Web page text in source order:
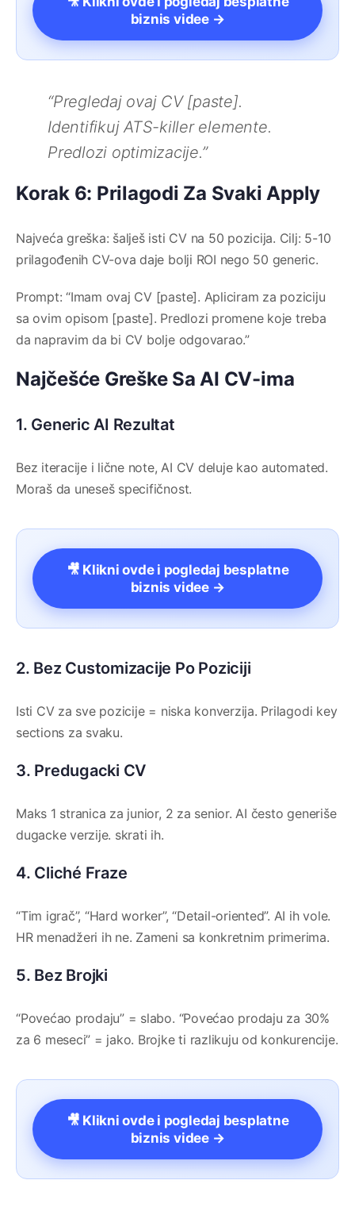
biznis videe →
“Pregledaj ovaj CV [paste].
Identifikuj ATS-killer elemente.
Predlozi optimizacije.”
Korak 6: Prilagodi Za Svaki Apply
Najveća greška: šalješ isti CV na 50 pozicija. Cilj: 5-10
prilagođenih CV-ova daje bolji ROI nego 50 generic.
Prompt: “Imam ovaj CV [paste]. Apliciram za poziciju
sa ovim opisom [paste]. Predlozi promene koje treba
da napravim da bi CV bolje odgovarao.”
Najčešće Greške Sa AI CV-ima
1. Generic AI Rezultat
Bez iteracije i lične note, AI CV deluje kao automated.
Moraš da uneseš specifičnost.
🎥 Klikni ovde i pogledaj besplatne
biznis videe →
2. Bez Customizacije Po Poziciji
Isti CV za sve pozicije = niska konverzija. Prilagodi key
sections za svaku.
3. Predugacki CV
Maks 1 stranica za junior, 2 za senior. AI često generiše
dugacke verzije. skrati ih.
4. Cliché Fraze
“Tim igrač”, “Hard worker”, “Detail-oriented”. AI ih vole.
HR menadžeri ih ne. Zameni sa konkretnim primerima.
5. Bez Brojki
“Povećao prodaju” = slabo. “Povećao prodaju za 30%
za 6 meseci” = jako. Brojke ti razlikuju od konkurencije.
🎥 Klikni ovde i pogledaj besplatne
biznis videe →